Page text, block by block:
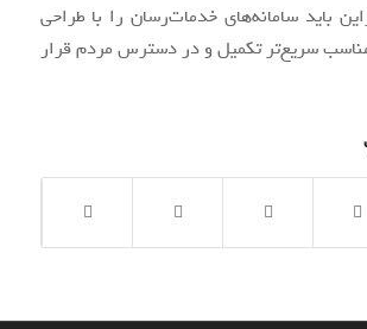
باید سامانه‌های خدمات‌رسان را با طراحی
سریع‌تر تکمیل و در دسترس مردم قرار